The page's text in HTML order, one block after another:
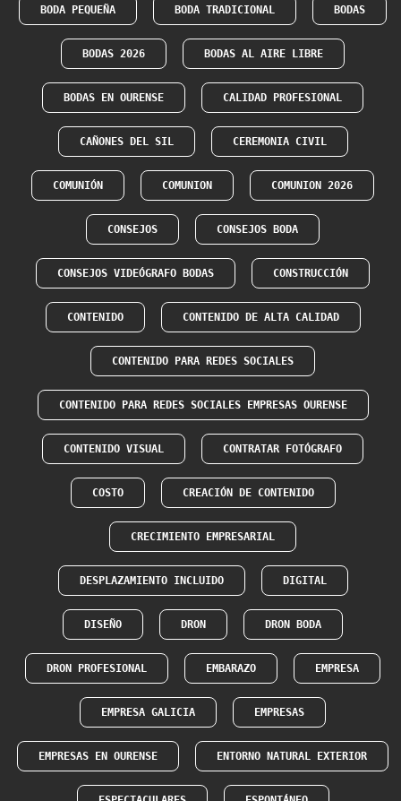
BODA PEQUEÑA BODA TRADICIONAL BODAS
BODAS 2026 BODAS AL AIRE LIBRE
BODAS EN OURENSE CALIDAD PROFESIONAL
CAÑONES DEL SIL CEREMONIA CIVIL
COMUNIÓN COMUNION COMUNION 2026
CONSEJOS CONSEJOS BODA
CONSEJOS VIDEÓGRAFO BODAS CONSTRUCCIÓN
CONTENIDO CONTENIDO DE ALTA CALIDAD
CONTENIDO PARA REDES SOCIALES
CONTENIDO PARA REDES SOCIALES EMPRESAS OURENSE
CONTENIDO VISUAL CONTRATAR FOTÓGRAFO
COSTO CREACIÓN DE CONTENIDO
CRECIMIENTO EMPRESARIAL
DESPLAZAMIENTO INCLUIDO DIGITAL
DISEÑO DRON DRON BODA
DRON PROFESIONAL EMBARAZO EMPRESA
EMPRESA GALICIA EMPRESAS
EMPRESAS EN OURENSE ENTORNO NATURAL EXTERIOR